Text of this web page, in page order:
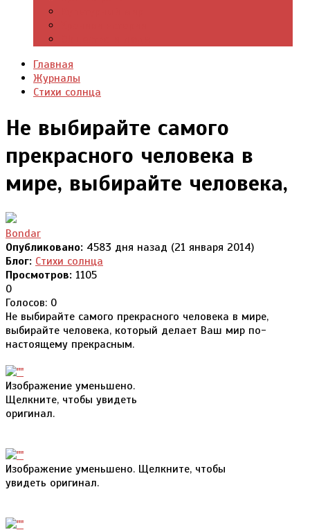
Главная
Журналы
Стихи солнца
Не выбирайте самого
прекрасного человека в
мире, выбирайте человека,
Bondar
Опубликовано: 4583 дня назад (21 января 2014)
Блог: Стихи солнца
Просмотров: 1105
0
Голосов: 0
Не выбирайте самого прекрасного человека в мире,
выбирайте человека, который делает Ваш мир по-
настоящему прекрасным.
Изображение уменьшено.
Щелкните, чтобы увидеть
оригинал.
Изображение уменьшено. Щелкните, чтобы
увидеть оригинал.